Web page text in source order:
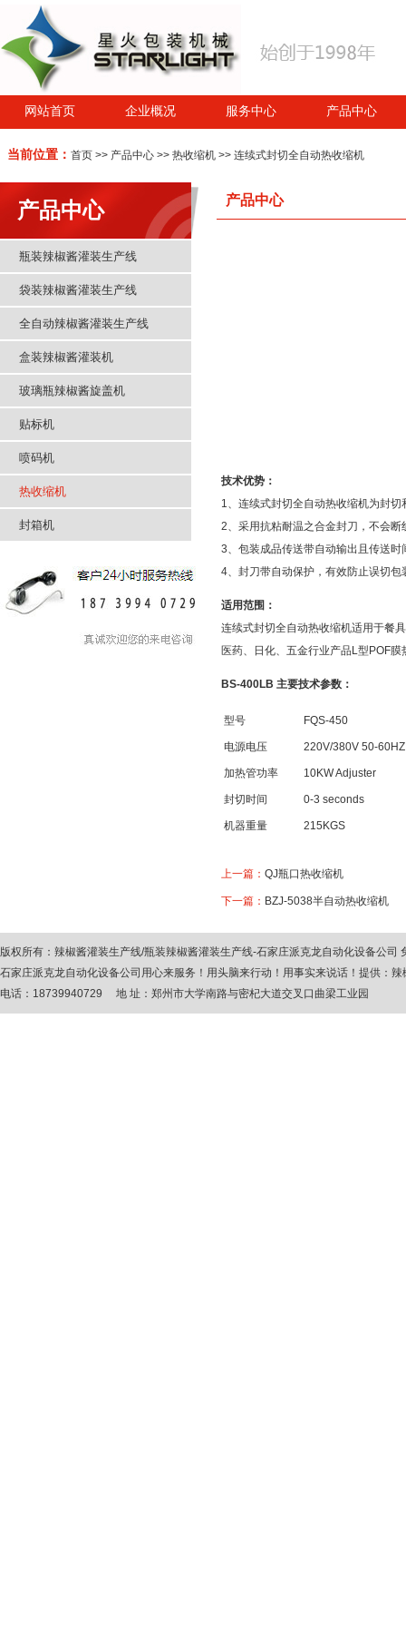
网站首页 企业概况 服务中心 产品中心
当前位置： 首页 >> 产品中心 >> 热收缩机 >> 连续式封切全自动热收缩机
产品中心
瓶装辣椒酱灌装生产线
袋装辣椒酱灌装生产线
全自动辣椒酱灌装生产线
盒装辣椒酱灌装机
玻璃瓶辣椒酱旋盖机
贴标机
喷码机
热收缩机
封箱机
产品中心
技术优势：
1、连续式封切全自动热收缩机为封切
2、采用抗粘耐温之合金封刀，不会
3、包装成品传送带自动输出且传送时
4、封刀带自动保护，有效防止误切包
适用范围：
连续式封切全自动热收缩机适用于餐
医药、日化、五金行业产品L型POF膜
BS-400LB 主要技术参数：
型号 FQS-450
电源电压 220V/380V 50-60HZ
加热管功率 10KW Adjuster
封切时间 0-3 seconds
机器重量 215KGS
上一篇： QJ瓶口热收缩机
下一篇： BZJ-5038半自动热收缩机
版权所有： 辣椒酱灌装生产线/瓶装辣椒酱灌装生产线-石家庄派克龙自动化设备公司
石家庄派克龙自动化设备公司用心来服务！用头脑来行动！用事实来说话！提供： 辣
电话：18739940729 地 址：郑州市大学南路与密杞大道交叉口曲梁工业园